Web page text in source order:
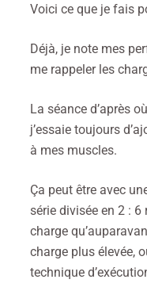
Voici ce que je fais
Déjà, je note mes
me rappeler les
La séance d’après
j’essaie toujours
à mes muscles.
Ça peut être avec
série divisée en 2 :
charge
charge plus élevée,
technique